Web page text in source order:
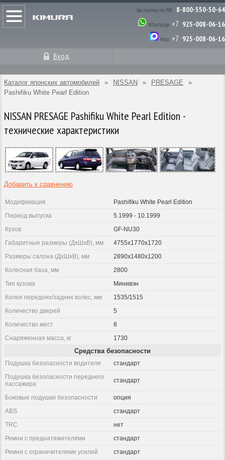
Бесплатно по РФ: 8-800-550-50-64
WhatsApp: +7 925-008-06-16
Max: +7 925-008-06-16
Вход
Каталог японских автомобилей » NISSAN » PRESAGE
»
Pashifiku White Pearl Edition
NISSAN PRESAGE Pashifiku White Pearl Edition -
технические характеристики
Добавить к сравнению
Модификация
Pashifiku White Pearl Edition
Период выпуска
5.1999 - 10.1999
Кузов
GF-NU30
Габаритные размеры (ДхШхВ), мм
4755x1770x1720
Размеры салона (ДхШхВ), мм
2890x1480x1200
Колесная база, мм
2800
Тип кузова
Минивэн
Колея передних/задних колес, мм
1535/1515
Количество дверей
5
Количество мест
8
Снаряженная масса, кг
1730
Средства безопасности
Подушка безопасности водителя
стандарт
Подушка безопасности переднего
пассажира
стандарт
Боковые подушки безопасности
опция
ABS
стандарт
TRC
нет
Ремни с преднатяжителями
стандарт
Ремни с ограничителями усилий
стандарт